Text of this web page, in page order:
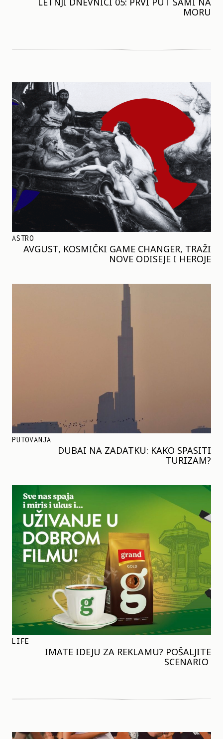
MORU
ASTRO
AVGUST, KOSMIČKI GAME CHANGER, TRAŽI
NOVE ODISEJE I HEROJE
PUTOVANJA
DUBAI NA ZADATKU: KAKO SPASITI
TURIZAM?
LIFE
IMATE IDEJU ZA REKLAMU? POŠALJITE
SCENARIO